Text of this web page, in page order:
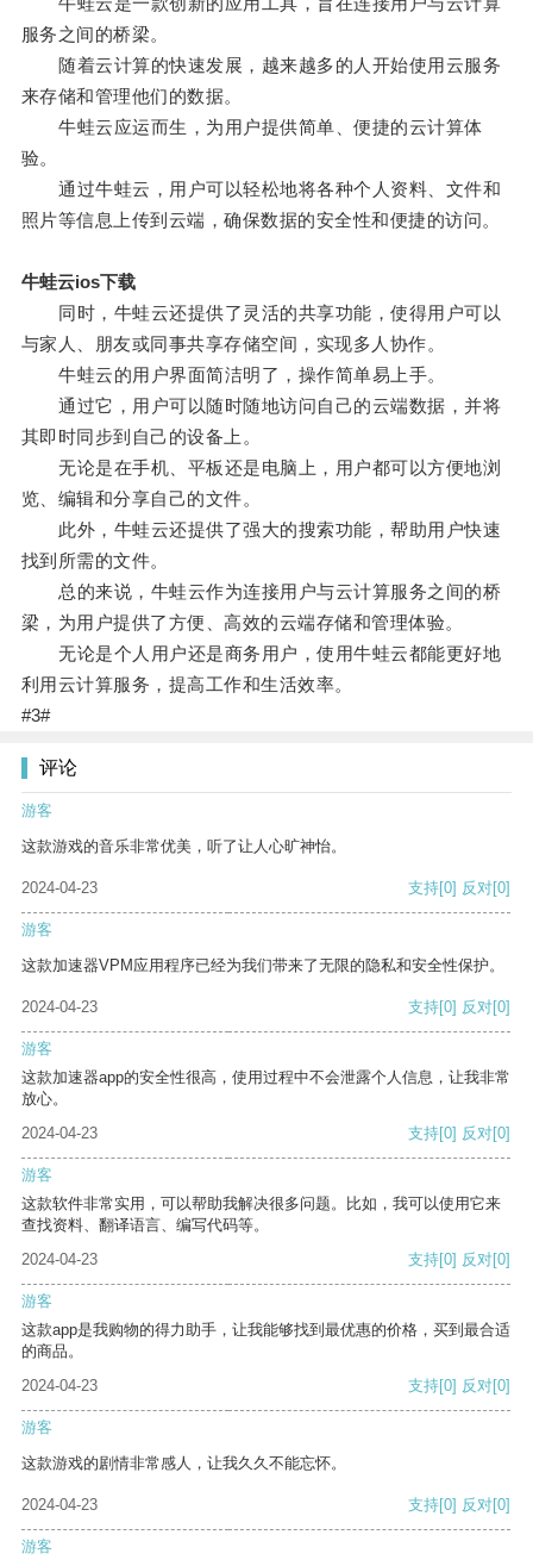
服务之间的桥梁。
随着云计算的快速发展，越来越多的人开始使用云服务
来存储和管理他们的数据。
牛蛙云应运而生，为用户提供简单、便捷的云计算体
验。
通过牛蛙云，用户可以轻松地将各种个人资料、文件和
照片等信息上传到云端，确保数据的安全性和便捷的访问。
牛蛙云ios下载
同时，牛蛙云还提供了灵活的共享功能，使得用户可以
与家人、朋友或同事共享存储空间，实现多人协作。
牛蛙云的用户界面简洁明了，操作简单易上手。
通过它，用户可以随时随地访问自己的云端数据，并将
其即时同步到自己的设备上。
无论是在手机、平板还是电脑上，用户都可以方便地浏
览、编辑和分享自己的文件。
此外，牛蛙云还提供了强大的搜索功能，帮助用户快速
找到所需的文件。
总的来说，牛蛙云作为连接用户与云计算服务之间的桥
梁，为用户提供了方便、高效的云端存储和管理体验。
无论是个人用户还是商务用户，使用牛蛙云都能更好地
利用云计算服务，提高工作和生活效率。
#3#
评论
游客
这款游戏的音乐非常优美，听了让人心旷神怡。
2024-04-23 支持[0] 反对[0]
游客
这款加速器VPM应用程序已经为我们带来了无限的隐私和安全性保护。
2024-04-23 支持[0] 反对[0]
游客
这款加速器app的安全性很高，使用过程中不会泄露个人信息，让我非常
放心。
2024-04-23
支持[0] 反对[0]
游客
这款软件非常实用，可以帮助我解决很多问题。比如，我可以使用它来
查找资料、翻译语言、编写代码等。
2024-04-23
支持[0] 反对[0]
游客
这款app是我购物的得力助手，让我能够找到最优惠的价格，买到最合适
的商品。
2024-04-23
支持[0] 反对[0]
游客
这款游戏的剧情非常感人，让我久久不能忘怀。
2024-04-23 支持[0] 反对[0]
游客